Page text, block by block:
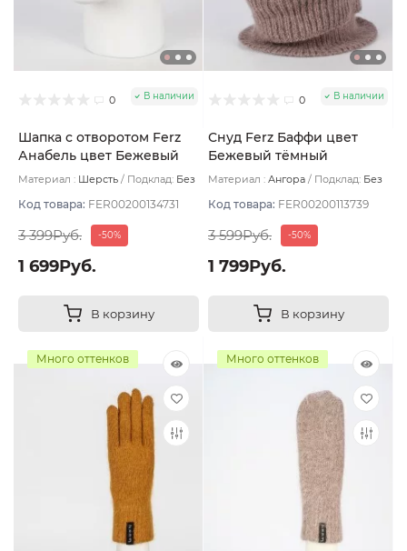
0 В наличии
Шапка с отворотом Ferz
Анабель цвет Бежевый
тёмный
Материал : Шерсть Подклад: Без
Код товара: FER00200134731
3 399Руб. -50%
1 699Руб.
В корзину
0 В наличии
Снуд Ferz Баффи цвет
Бежевый тёмный
Материал : Ангора Подклад: Без
Код товара: FER00200113739
3 599Руб. -50%
1 799Руб.
В корзину
Много оттенков Много оттенков